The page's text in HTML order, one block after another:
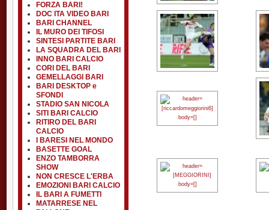
FORZA BARI!
DOC ITA VIDEO BARI
BARI CHANNEL
IL MURO DEI TIFOSI
SINTESI PARTITE BARI
LA SQUADRA DEL BARI
INNO BARI CALCIO
CORI DEL BARI
GEMELLAGGI BARI
BARI DESKTOP e
SFONDI
STADIO SAN NICOLA
SITI BARI CALCIO
RITIRO DEL BARI
CALCIO
I BARESI NEL MONDO
BASETTE GOAL
ENZO TAMBORRA
SHOW
NON CRESCE L'ERBA
EMOZIONI BARI CALCIO
IL BARI A FUMETTI
MATARRESE NEL